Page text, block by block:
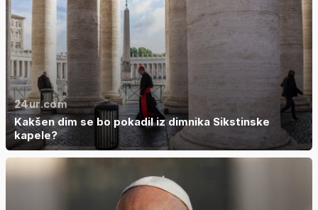
24ur.com
Kakšen dim se bo pokadil iz dimnika Sikstinske
kapele?